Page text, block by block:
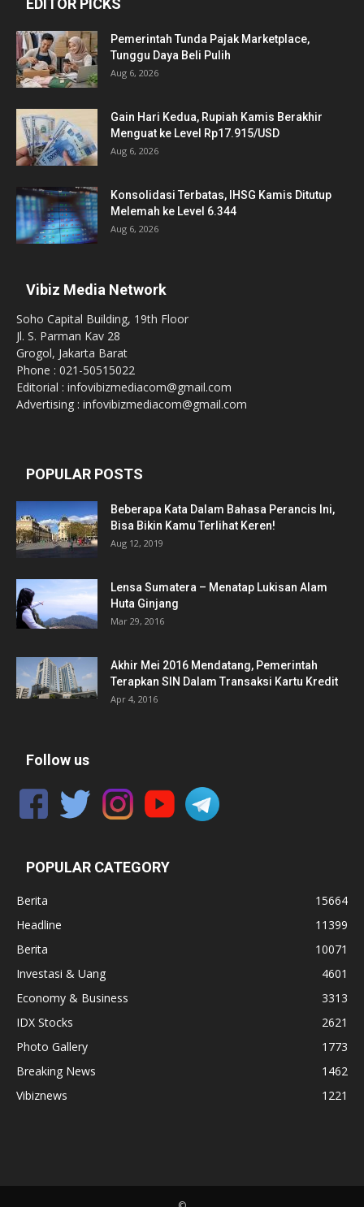
EDITOR PICKS
Pemerintah Tunda Pajak Marketplace,
Tunggu Daya Beli Pulih
Aug 6, 2026
Gain Hari Kedua, Rupiah Kamis Berakhir
Menguat ke Level Rp17.915/USD
Aug 6, 2026
Konsolidasi Terbatas, IHSG Kamis Ditutup
Melemah ke Level 6.344
Aug 6, 2026
Vibiz Media Network
Soho Capital Building, 19th Floor
Jl. S. Parman Kav 28
Grogol, Jakarta Barat
Phone : 021-50515022
Editorial : infovibizmediacom@gmail.com
Advertising : infovibizmediacom@gmail.com
POPULAR POSTS
Beberapa Kata Dalam Bahasa Perancis Ini,
Bisa Bikin Kamu Terlihat Keren!
Aug 12, 2019
Lensa Sumatera – Menatap Lukisan Alam
Huta Ginjang
Mar 29, 2016
Akhir Mei 2016 Mendatang, Pemerintah
Terapkan SIN Dalam Transaksi Kartu Kredit
Apr 4, 2016
Follow us
POPULAR CATEGORY
Berita
15664
Headline
11399
Berita
10071
Investasi & Uang
4601
Economy & Business
3313
IDX Stocks
2621
Photo Gallery
1773
Breaking News
1462
Vibiznews
1221